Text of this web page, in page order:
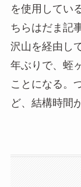
を使用してい
ちらはだま記
沢山を経由し
年ぶりで、蛭
ことになる。
ど、結構時間